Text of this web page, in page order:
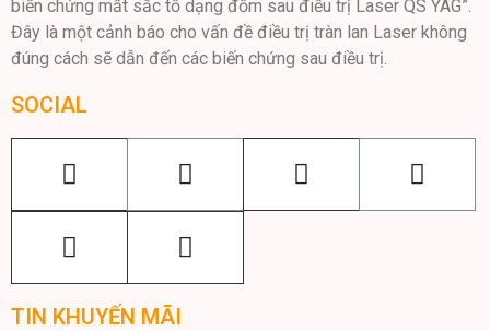
biến chứng mất sắc tố dạng đốm sau điều trị Laser QS YAG”.
Đây là một cảnh báo cho vấn đề điều trị tràn lan Laser không
đúng cách sẽ dẫn đến các biến chứng sau điều trị.
SOCIAL
TIN KHUYẾN MÃI